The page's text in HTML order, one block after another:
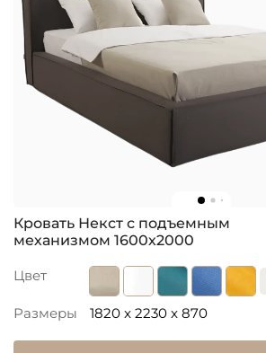
Кровать Некст с подъемным
механизмом 1600х2000
Цвет
Размеры 1820 x 2230 x 870